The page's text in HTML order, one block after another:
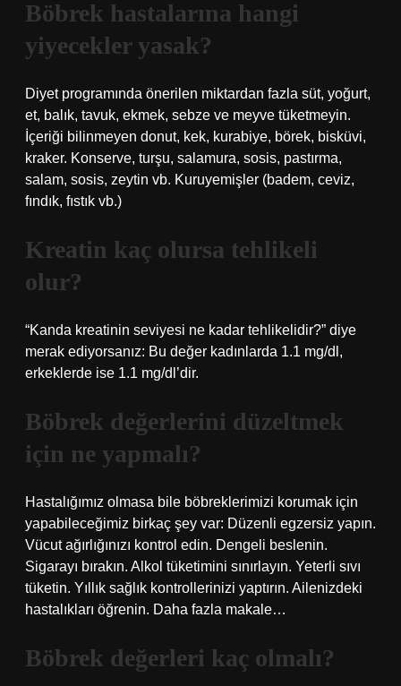
Böbrek hastalarına hangi
yiyecekler yasak?
Diyet programında önerilen miktardan fazla süt, yoğurt,
et, balık, tavuk, ekmek, sebze ve meyve tüketmeyin.
İçeriği bilinmeyen donut, kek, kurabiye, börek, bisküvi,
kraker. Konserve, turşu, salamura, sosis, pastırma,
salam, sosis, zeytin vb. Kuruyemişler (badem, ceviz,
fındık, fıstık vb.)
Kreatin kaç olursa tehlikeli
olur?
“Kanda kreatinin seviyesi ne kadar tehlikelidir?” diye
merak ediyorsanız: Bu değer kadınlarda 1.1 mg/dl,
erkeklerde ise 1.1 mg/dl’dir.
Böbrek değerlerini düzeltmek
için ne yapmalı?
Hastalığımız olmasa bile böbreklerimizi korumak için
yapabileceğimiz birkaç şey var: Düzenli egzersiz yapın.
Vücut ağırlığınızı kontrol edin. Dengeli beslenin.
Sigarayı bırakın. Alkol tüketimini sınırlayın. Yeterli sıvı
tüketin. Yıllık sağlık kontrollerinizi yaptırın. Ailenizdeki
hastalıkları öğrenin. Daha fazla makale…
Böbrek değerleri kaç olmalı?